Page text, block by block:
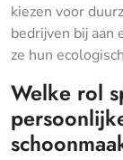
kiezen voor
bedrijven bij aan
ze hun
Welke rol